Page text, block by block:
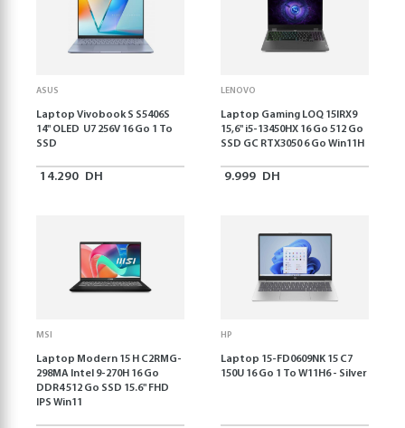
ASUS
Laptop Vivobook S S5406S
14" OLED U7 256V 16 Go 1 To
SSD
14.290 DH
LENOVO
Laptop Gaming LOQ 15IRX9
15,6'' i5-13450HX 16 Go 512 Go
SSD GC RTX3050 6 Go Win11H
9.999 DH
MSI
Laptop Modern 15 H C2RMG-
298MA Intel 9-270H 16 Go
DDR4 512 Go SSD 15.6" FHD
IPS Win11
HP
Laptop 15-FD0609NK 15 C7
150U 16 Go 1 To W11H6 - Silver